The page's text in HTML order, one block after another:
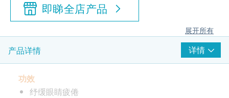
即睇全店产品
展开所有
产品详情 详情
功效
纾缓眼睛疲倦